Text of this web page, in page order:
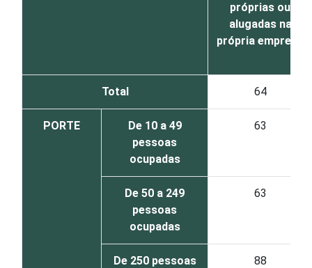
próprias ou
alugadas na
própria empresa
Total 64
PORTE
De 10 a 49
pessoas
ocupadas
63
De 50 a 249
pessoas
ocupadas
63
De 250 pessoas
88